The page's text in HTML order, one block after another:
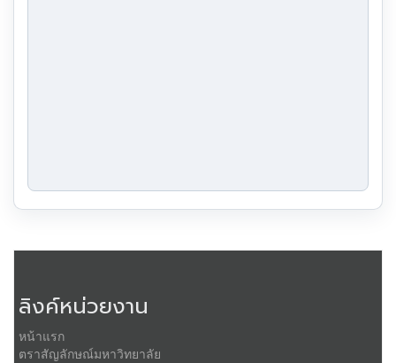
ลิงค์หน่วยงาน
หน้าแรก
ตราสัญลักษณ์มหาวิทยาลัย